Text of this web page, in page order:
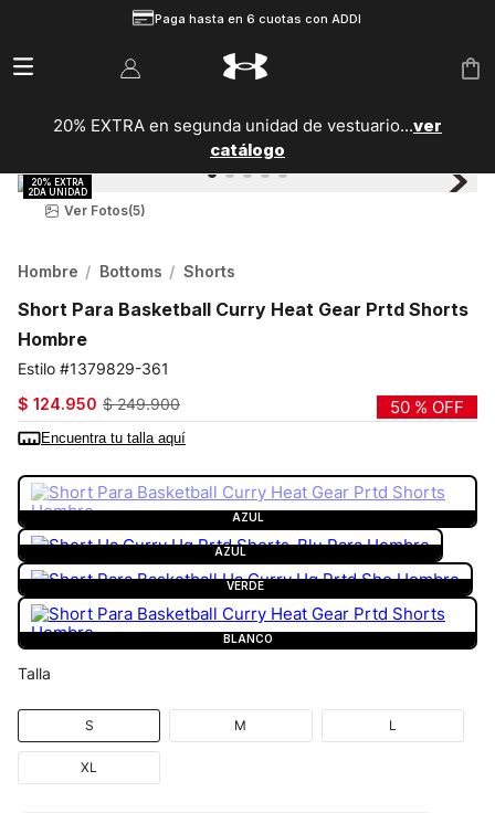
Paga hasta en 6 cuotas con ADDI
20% EXTRA en segunda unidad de vestuario...ver
catálogo
Ver Fotos(5)
Hombre Bottoms Shorts
Short Para Basketball Curry Heat Gear Prtd Shorts
Hombre
1379829-361
$ 124.950 $ 249.900 50 % OFF
Encuentra tu talla aquí
AZUL
AZUL
VERDE
BLANCO
Talla
S M L
XL